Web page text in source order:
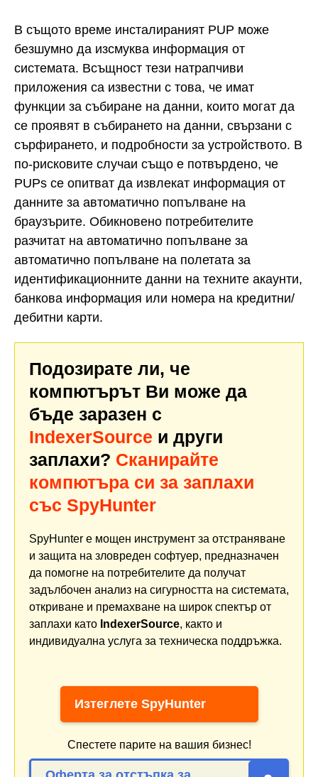
В същото време инсталираният PUP може
безшумно да изсмуква информация от
системата. Всъщност тези натрапчиви
приложения са известни с това, че имат
функции за събиране на данни, които могат да
се проявят в събирането на данни, свързани с
сърфирането, и подробности за устройството. В
по-рисковите случаи също е потвърдено, че
PUPs се опитват да извлекат информация от
данните за автоматично попълване на
браузърите. Обикновено потребителите
разчитат на автоматично попълване за
автоматично попълване на полетата за
идентификационните данни на техните акаунти,
банкова информация или номера на кредитни/
дебитни карти.
Подозирате ли, че
компютърът Ви може да
бъде заразен с
IndexerSource и други
заплахи? Сканирайте
компютъра си за заплахи
със SpyHunter
SpyHunter е мощен инструмент за отстраняване
и защита на зловреден софтуер, предназначен
да помогне на потребителите да получат
задълбочен анализ на сигурността на системата,
откриване и премахване на широк спектър от
заплахи като IndexerSource, както и
индивидуална услуга за техническа поддръжка.
Изтеглете SpyHunter
Спестете парите на вашия бизнес!